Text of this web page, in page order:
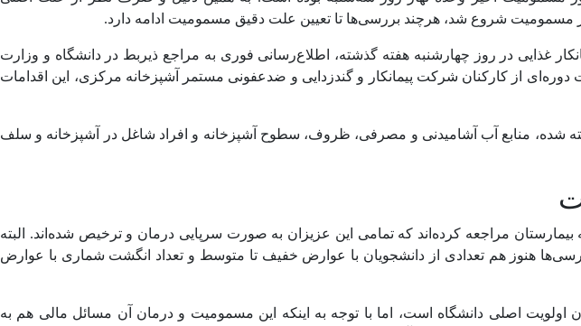
مسمومیت شروع شد، هرچند بررسی‌ها تا تعیین علت دقیق مسمومیت ادامه دارد.
در روز چهارشنبه هفته گذشته، اطلاع‌رسانی فوری به مراجع ذیربط در دانشگاه و وزارت
از کارکنان شرکت پیمانکار و گندزدایی و ضدعفونی مستمر آشپزخانه مرکزی، این اقدامات
شده، منابع آب آشامیدنی و مصرفی، ظروف، سطوح آشپزخانه و افراد شاغل در آشپزخانه و سلف
۳۵ نفر از دانشجویان به دلیل شدت علائم به بیمارستان مراجعه کرده‌اند که تمامی این عزیزان به صورت سرپایی درمان و ترخیص شده‌اند. البته
هنوز هم تعدادی از دانشجویان با عوارض خفیف تا متوسط و تعداد انگشت شماری با عوارض
اصلی دانشگاه است، اما با توجه به اینکه این مسمومیت و درمان آن مسائل مالی هم به